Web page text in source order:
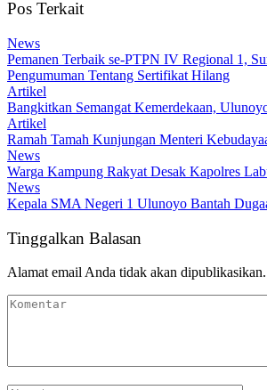
Pos Terkait
News
Pemanen Terbaik se-PTPN IV Regional 1,
Pengumuman Tentang Sertifikat Hilang
Artikel
Bangkitkan Semangat Kemerdekaan,
Artikel
Ramah Tamah Kunjungan Menteri
News
Warga Kampung Rakyat Desak Kapolres
News
Kepala SMA Negeri 1 Ulunoyo Bantah
Tinggalkan Balasan
Alamat email Anda tidak akan dipublikasikan.